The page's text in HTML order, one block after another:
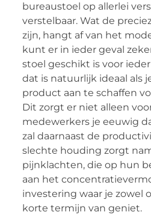
bureaustoel op allerlei
verstelbaar. Wat de
zijn, hangt af van het
kunt er in ieder geval
stoel geschikt is voor
dat is natuurlijk ideaal als
product aan te schaffen
Dit zorgt er niet alleen
medewerkers je eeuwig
zal daarnaast de
slechte houding zorgt
pijnklachten, die op hun
aan het
investering waar je zowel
korte termijn van geniet.